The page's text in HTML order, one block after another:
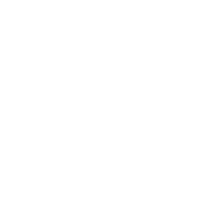
are used to help us analyze how the website is used and to offer